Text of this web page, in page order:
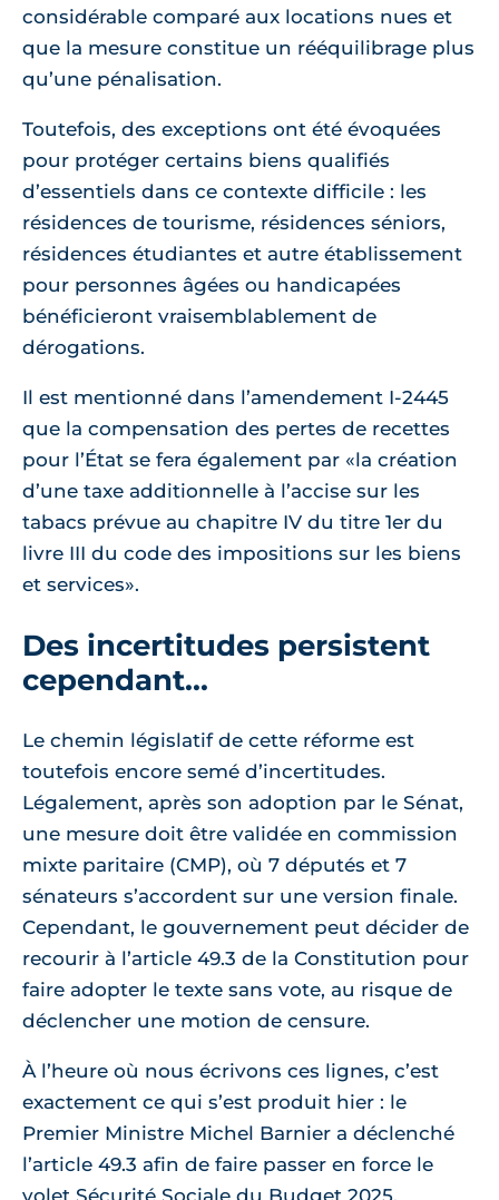
considérable comparé aux locations nues et
que la mesure constitue un rééquilibrage plus
qu’une pénalisation.
Toutefois, des exceptions ont été évoquées
pour protéger certains biens qualifiés
d’essentiels dans ce contexte difficile : les
résidences de tourisme, résidences séniors,
résidences étudiantes et autre établissement
pour personnes âgées ou handicapées
bénéficieront vraisemblablement de
dérogations.
Il est mentionné dans l’amendement I-2445
que la compensation des pertes de recettes
pour l’État se fera également par
la création
d’une taxe additionnelle à l’accise sur les
tabacs prévue au chapitre IV du titre 1er du
livre III du code des impositions sur les biens
et services .
Des incertitudes persistent
cependant...
Le chemin législatif de cette réforme est
toutefois encore semé d’incertitudes.
Légalement, après son adoption par le Sénat,
une mesure doit être validée en commission
mixte paritaire (CMP), où 7 députés et 7
sénateurs s’accordent sur une version finale.
Cependant, le gouvernement peut décider de
recourir à l’article 49.3 de la Constitution pour
faire adopter le texte sans vote, au risque de
déclencher une motion de censure.
À l’heure où nous écrivons ces lignes, c’est
exactement ce qui s’est produit hier : le
Premier Ministre Michel Barnier a déclenché
l’article 49.3 afin de faire passer en force le
volet Sécurité Sociale du Budget 2025.